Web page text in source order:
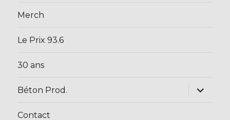
Merch
Le Prix 93.6
30 ans
Béton Prod.
ouvrir
Contact